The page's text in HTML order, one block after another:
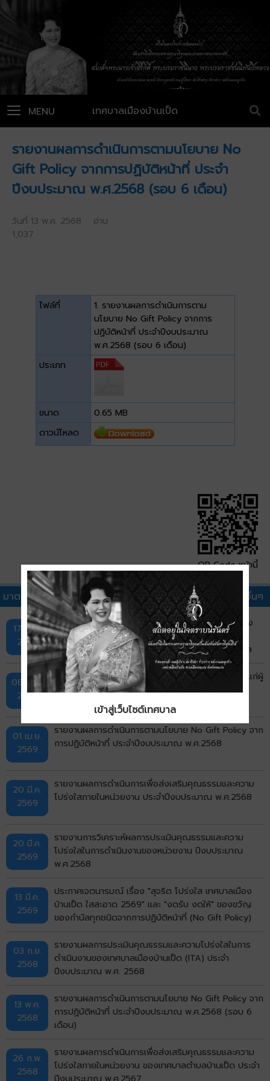
เทศบาลเมืองบ้านเป็ด
MENU
รายงานผลการดำเนินการตามนโยบาย No
Gift Policy จากการปฏิบัติหน้าที่ ประจำ
ปีงบประมาณ พ.ศ.2568 (รอบ 6 เดือน)
วันที่ 13 พ.ค. 2568 อ่าน
1,037
ไฟล์ที่
1. รายงานผลการดำเนินการตาม
นโยบาย No Gift Policy จากการ
ปฏิบัติหน้าที่ ประจำปีงบประมาณ
พ.ศ.2568 (รอบ 6 เดือน)
ประเภท
ขนาด
0.65 MB
ดาวน์โหลด
QR Code หน้านี้
มาตรการส่งเสริมคุณธรรมและความโปร่งใสภายในหน่วยงานอื่นๆ
17 เม.ย.
2569
คำสั่งเทศบาลเมืองบ้านเป็ด ที่ 236/2569 เรื่อง แต่งตั้ง
คณะกรรมการรวบรวมเอกสารเพื่อประกอบการประเมิน
คุณธรรมและความโปร่งใสในการดำเนินงานของเทศบาล
เมืองบ้านเป็ด (ITA) ประจำปีงบประมาณ พ.ศ.2569
08 เม.ย.
2569
การมอบนโยบายและการเสริมสร้างความรู้ความเข้าใจให้แก่ผู้
บริหารและเจ้าหน้าที่ ปีงบประมาณ พ.ศ. 2569
01 เม.ย.
2569
รายงานผลการดำเนินการตามนโยบาย No Gift Policy จาก
การปฏิบัติหน้าที่ ประจำปีงบประมาณ พ.ศ.2568
20 มี.ค.
2569
รายงานผลการดำเนินการเพื่อส่งเสริมคุณธรรมและความ
โปร่งใสภายในหน่วยงาน ประจำปีงบประมาณ พ.ศ.2568
20 มี.ค.
2569
รายงานการวิเคราะห์ผลการประเมินคุณธรรมและความ
โปร่งใสในการดำเนินงานของหน่วยงาน ปีงบประมาณ
พ.ศ.2568
13 มี.ค.
2569
ประกาศเจตนารมณ์ เรื่อง "สุจริต โปร่งใส เทศบาลเมือง
บ้านเป็ด ใสสะอาด 2569" และ "งดรับ งดให้" ของขวัญ
ของกำนัลทุกชนิดจากการปฏิบัติหน้าที่ (No Gift Policy)
03 ก.ย.
2568
รายงานผลการประเมินคุณธรรมและความโปร่งใสในการ
ดำเนินงานของเทศบาลเมืองบ้านเป็ด (ITA) ประจำ
ปีงบประมาณ พ.ศ. 2568
13 พ.ค.
2568
รายงานผลการดำเนินการตามนโยบาย No Gift Policy จาก
การปฏิบัติหน้าที่ ประจำปีงบประมาณ พ.ศ.2568 (รอบ 6
เดือน)
26 ก.พ.
2568
รายงานผลการดำเนินการเพื่อส่งเสริมคุณธรรมและความ
โปร่งใสภายในหน่วยงาน ของเทศบาลตำบลบ้านเป็ด ประจำ
เข้าสู่เว็บไซต์เทศบาล